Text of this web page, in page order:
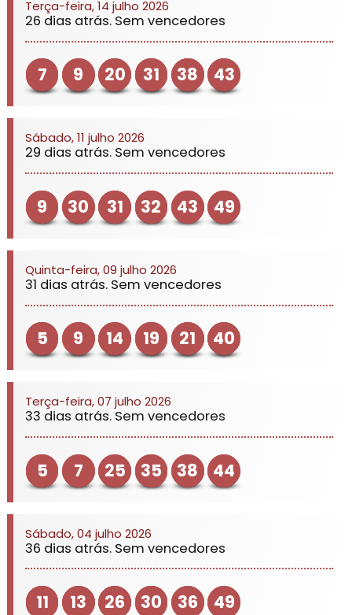
Terça-feira, 14 julho 2026
26 dias atrás. Sem vencedores
7 9 20 31 38 43
Sábado, 11 julho 2026
29 dias atrás. Sem vencedores
9 30 31 32 43 49
Quinta-feira, 09 julho 2026
31 dias atrás. Sem vencedores
5 9 14 19 21 40
Terça-feira, 07 julho 2026
33 dias atrás. Sem vencedores
5 7 25 35 38 44
Sábado, 04 julho 2026
36 dias atrás. Sem vencedores
11 13 26 30 36 49